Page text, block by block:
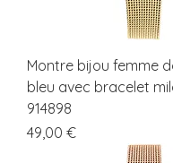
Montre bijou femme
bleu avec bracelet
914898
Prix
49,00 €